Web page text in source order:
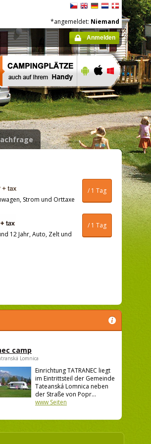
*angemeldet: Niemand
Anmelden
/ 1 Tag
Strom und Orttaxe
/ 1 Tag
12 Jahr, Auto, Zelt und
camp
Lomnica
Einrichtung TATRANEC liegt
im Eintrittsteil der Gemeinde
Tateanská Lomnica neben
der Straße von Popr...
www Seiten